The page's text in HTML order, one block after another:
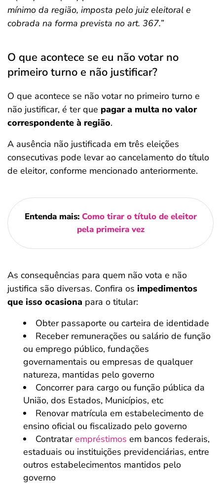
mínimo da região, imposta pelo juiz eleitoral e
cobrada na forma prevista no art. 367.”
O que acontece se eu não votar no
primeiro turno e não justificar?
O que acontece se não votar no primeiro turno e
não justificar, é ter que pagar a multa no valor
correspondente à região.
A ausência não justificada em três eleições
consecutivas pode levar ao cancelamento do título
de eleitor, conforme mencionado anteriormente.
Entenda mais: Como tirar o título de eleitor
pela primeira vez
As consequências para quem não vota e não
justifica são diversas. Confira os impedimentos
que isso ocasiona para o titular:
Obter passaporte ou carteira de identidade
Receber remunerações ou salário de função
ou emprego público, fundações
governamentais ou empresas de qualquer
natureza, mantidas pelo governo
Concorrer para cargo ou função pública da
União, dos Estados, Municípios, etc
Renovar matrícula em estabelecimento de
ensino oficial ou fiscalizado pelo governo
Contratarempréstimos em bancos federais,
estaduais ou instituições previdenciárias, entre
outros estabelecimentos mantidos pelo
governo